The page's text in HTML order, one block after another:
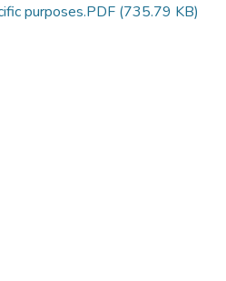
purposes.PDF (735.79 KB)